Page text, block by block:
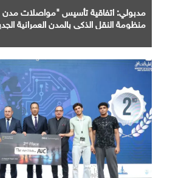
مدبولي: اتفاقية تأسيس "مواصلات
منظومة النقل الذكي بالمدن العمرانية